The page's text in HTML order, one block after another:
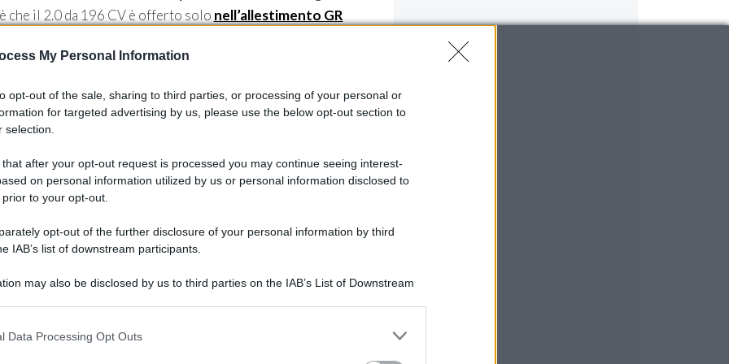
My Personal Information
opt-out of the sale, sharing to third parties, or processing of your personal or
for targeted advertising by us, please use the below opt-out section to
selection.
that after your opt-out request is processed you may continue seeing interest-
on personal information utilized by us or personal information disclosed to
to your opt-out.
opt-out of the further disclosure of your personal information by third
IAB’s list of downstream participants.
may also be disclosed by us to third parties on the IAB’s List of Downstream
including but not limited to your visit or usage behaviour. You may click to grant or
Data Processing Opt Outs
che il 2.0 da 196 CV è offerto solo nell’allestimento GR
quando il modello da 184 CV aveva un prezzo di 34.100 €.
della Corolla. Il modello Collection guadagna più di 3.000
carrozzeria bicolore, cerchi da 18″, head-up display,
genere sono davvero tanti!